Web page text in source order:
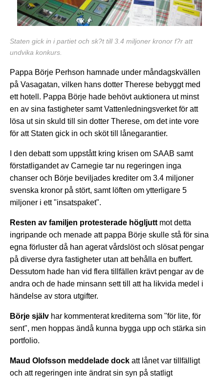
Staten gick in i partiet och sk?t till 3.4 miljoner kronor f?r att
undvika konkurs.
Pappa Börje Perhson hamnade under måndagskvällen
på Vasagatan, vilken hans dotter Therese bebyggt med
ett hotell. Pappa Börje hade behövt auktionera ut minst
en av sina fastigheter samt Vattenledningsverket för att
lösa ut sin skuld till sin dotter Therese, om det inte vore
för att Staten gick in och sköt till lånegarantier.
I den debatt som uppstått kring krisen om SAAB samt
förstatligandet av Carnegie tar nu regeringen inga
chanser och Börje beviljades krediter om 3.4 miljoner
svenska kronor på stört, samt löften om ytterligare 5
miljoner i ett "insatspaket".
Resten av familjen protesterade högljutt mot detta
ingripande och menade att pappa Börje skulle stå för sina
egna förluster då han agerat vårdslöst och slösat pengar
på diverse dyra fastigheter utan att behålla en buffert.
Dessutom hade han vid flera tillfällen krävt pengar av de
andra och de hade minsann sett till att ha likvida medel i
händelse av stora utgifter.
Börje själv har kommenterat krediterna som "för lite, för
sent", men hoppas ändå kunna bygga upp och stärka sin
portfolio.
Maud Olofsson meddelade dock att lånet var tillfälligt
och att regeringen inte ändrat sin syn på statligt